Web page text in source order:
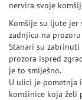
nervira svoje
Komšije su ljute jer
zadnjicu na prozoru
Stanari su
prozora ispred
je to smiješno.
U ulici je pometnja
komšinice koja želi